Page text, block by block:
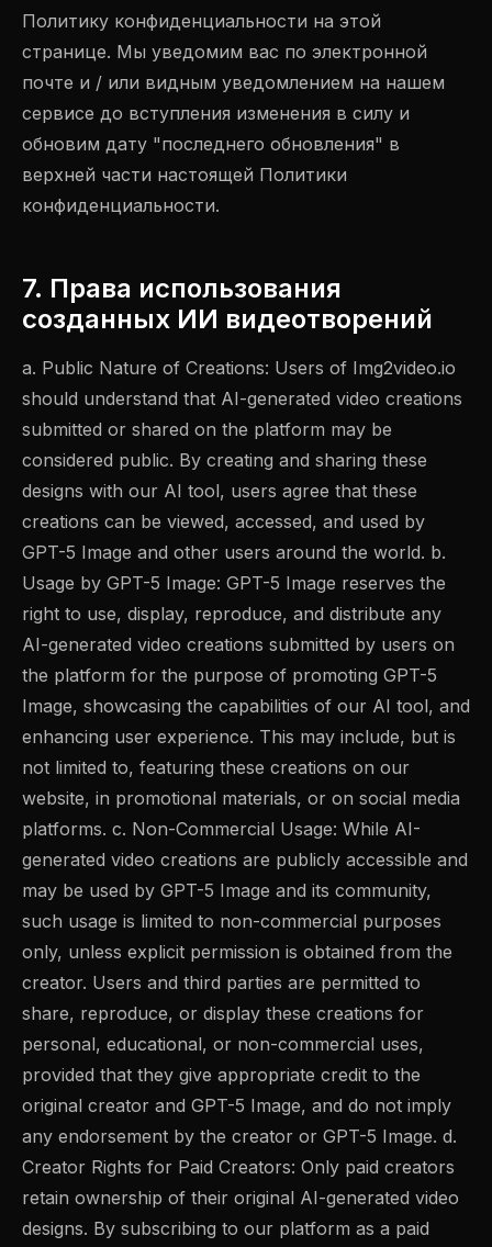
Политику конфиденциальности на этой
странице. Мы уведомим вас по электронной
почте и / или видным уведомлением на нашем
сервисе до вступления изменения в силу и
обновим дату "последнего обновления" в
верхней части настоящей Политики
конфиденциальности.
7. Права использования
созданных ИИ видеотворений
a. Public Nature of Creations: Users of Img2video.io
should understand that AI-generated video creations
submitted or shared on the platform may be
considered public. By creating and sharing these
designs with our AI tool, users agree that these
creations can be viewed, accessed, and used by
GPT-5 Image and other users around the world. b.
Usage by GPT-5 Image: GPT-5 Image reserves the
right to use, display, reproduce, and distribute any
AI-generated video creations submitted by users on
the platform for the purpose of promoting GPT-5
Image, showcasing the capabilities of our AI tool, and
enhancing user experience. This may include, but is
not limited to, featuring these creations on our
website, in promotional materials, or on social media
platforms. c. Non-Commercial Usage: While AI-
generated video creations are publicly accessible and
may be used by GPT-5 Image and its community,
such usage is limited to non-commercial purposes
only, unless explicit permission is obtained from the
creator. Users and third parties are permitted to
share, reproduce, or display these creations for
personal, educational, or non-commercial uses,
provided that they give appropriate credit to the
original creator and GPT-5 Image, and do not imply
any endorsement by the creator or GPT-5 Image. d.
Creator Rights for Paid Creators: Only paid creators
retain ownership of their original AI-generated video
designs. By subscribing to our platform as a paid